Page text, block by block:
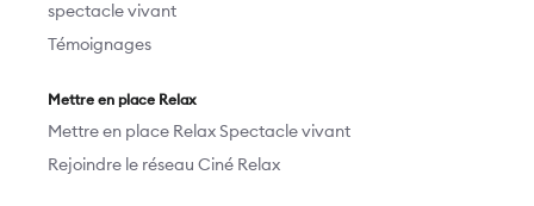
spectacle vivant
Témoignages
Mettre en place Relax
Mettre en place Relax Spectacle vivant
Rejoindre le réseau Ciné Relax